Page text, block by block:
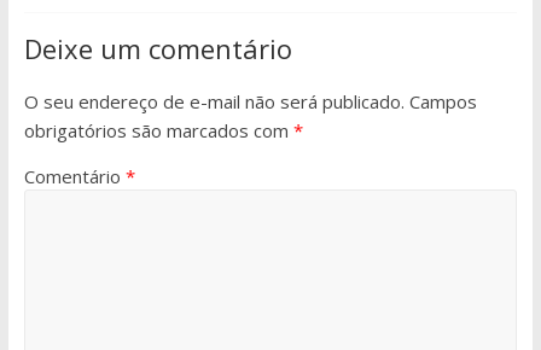
Deixe um comentário
O seu endereço de e-mail não será publicado. Campos
obrigatórios são marcados com *
Comentário *